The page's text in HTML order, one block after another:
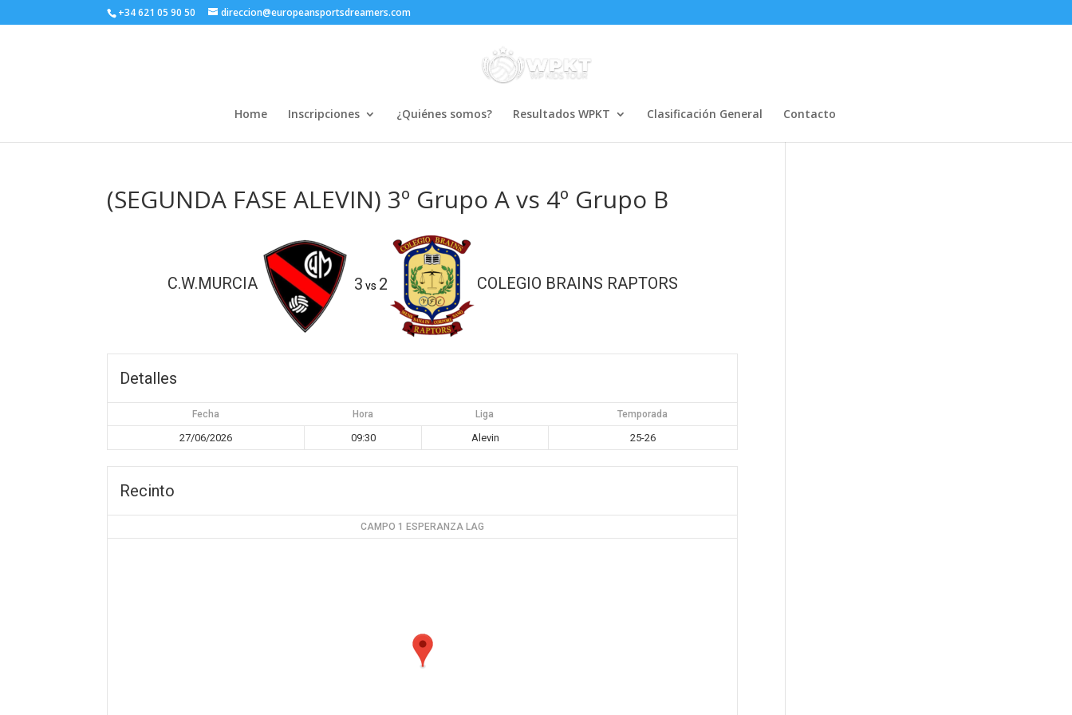
+34 621 05 90 50 direccion@europeansportsdreamers.com
Home Inscripciones ¿Quiénes somos? Resultados WPKT Clasificación General Contacto
(SEGUNDA FASE ALEVIN) 3º Grupo A vs 4º Grupo B
C.W.MURCIA 3 vs 2 COLEGIO BRAINS RAPTORS
Detalles
Fecha Hora Liga Temporada
27/06/2026 09:30 Alevin 25-26
Recinto
CAMPO 1 ESPERANZA LAG